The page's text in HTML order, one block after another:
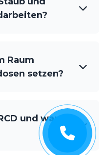
Raum
setzen?
und wann